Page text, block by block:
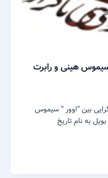
هینی و رابرت
بین “اوور ” سیموس